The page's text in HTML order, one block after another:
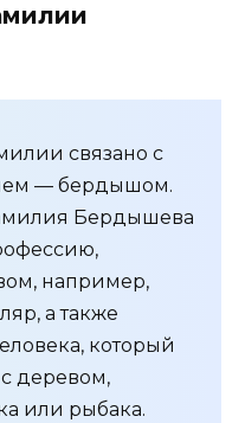
связано с
— бердышом.
Бердышева
например,
а также
который
деревом,
или рыбака.